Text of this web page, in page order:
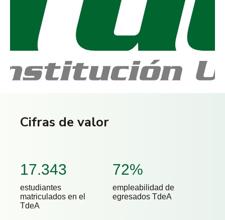
Cifras de valor
17.343
estudiantes
matriculados en el
TdeA
72%
empleabilidad de
egresados TdeA